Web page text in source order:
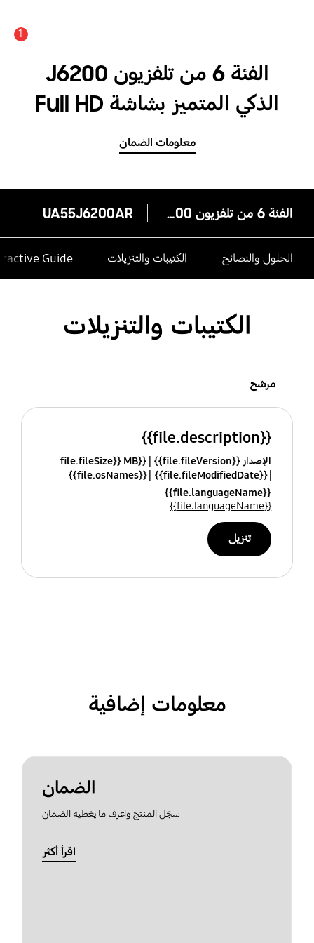
1
الفئة 6 من تلفزيون J6200
الذكي المتميز بشاشة Full HD
مسطحة مقاس 55 بوصة
معلومات الضمان
الفئة 6 من تلفزيون J6200 الذكي المتميز بشاشة Full HD مسطحة مقاس 55 بوصة UA55J6200AR
الحلول والنصائح الكتيبات والتنزيلات Guide
الكتيبات والتنزيلات
مرشح
{{file.description}}
الإصدار {{file.fileVersion}}
{{file.fileSize}} MB
{{file.fileModifiedDate}}
{{file.osNames}}
{{file.languageName}}
{{file.languageName}}
تنزيل
معلومات إضافية
الضمان
سجّل المنتج واعرف ما يغطيه الضمان
اقرأ أكثر